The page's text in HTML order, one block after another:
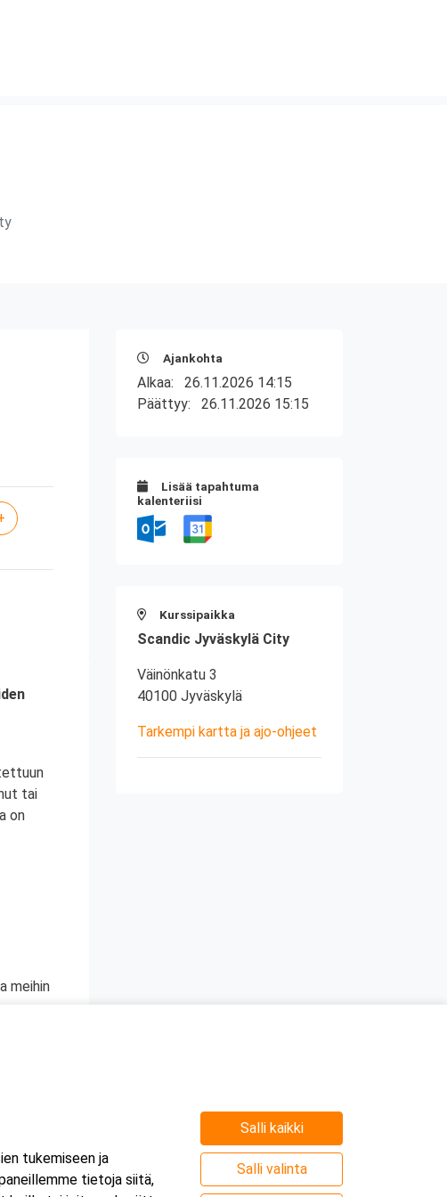
tai
on
meihin
Ajankohta
Alkaa: 26.11.2026 14:15
Päättyy: 26.11.2026 15:15
Lisää tapahtuma
kalenteriisi
Kurssipaikka
Scandic Jyväskylä City
Väinönkatu 3
40100 Jyväskylä
Tarkempi kartta ja ajo-ohjeet
tukemiseen ja
tietoja siitä,
Salli kaikki
Salli valinta